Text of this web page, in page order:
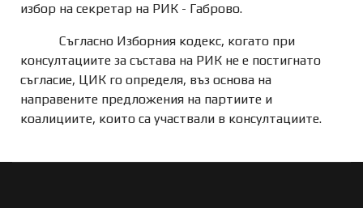
избор на секретар на РИК - Габрово.
Съгласно Изборния кодекс, когато при
консултациите за състава на РИК не е постигнато
съгласие, ЦИК го определя, въз основа на
направените предложения на партиите и
коалициите, които са участвали в консултациите.